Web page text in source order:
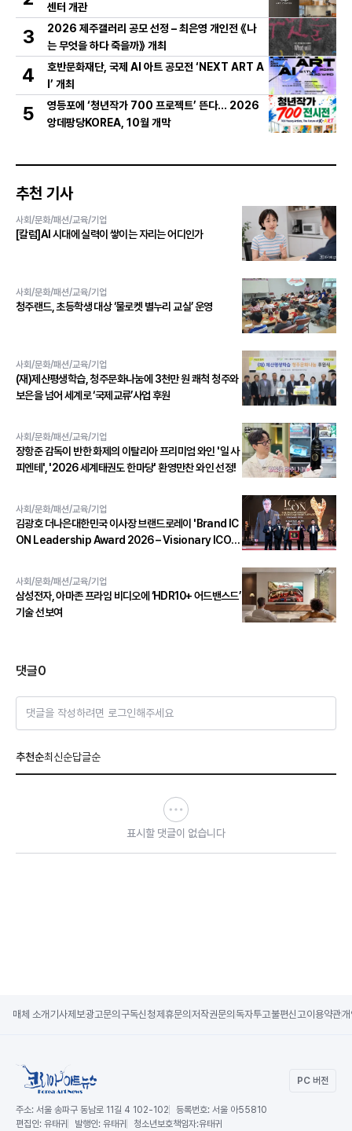
센터 개관
3
2026 제주갤러리 공모 선정 – 최은영 개인전 《나
는 무엇을 하다 죽을까》 개최
4
호반문화재단, 국제 AI 아트 공모전 ‘NEXT ART A
I’ 개최
5
영등포에 ‘청년작가 700 프로젝트’ 뜬다… 2026
앙데팡당KOREA, 10월 개막
추천 기사
사회/문화/패션/교육/기업
[칼럼]AI 시대에 실력이 쌓이는 자리는 어디인가
사회/문화/패션/교육/기업
청주랜드, 초등학생 대상 ‘물로켓 별누리 교실’ 운영
사회/문화/패션/교육/기업
(재)제산평생학습, 청주문화나눔에 3천만 원 쾌척 청주와
보은을 넘어 세계로 ‘국제교류’사업 후원
사회/문화/패션/교육/기업
장항준 감독이 반한 화제의 이탈리아 프리미엄 와인 '일 사
피엔테', '2026 세계태권도 한마당' 환영만찬 와인 선정!
사회/문화/패션/교육/기업
김광호 더나은대한민국 이사장 브랜드로레이 'Brand IC
ON Leadership Award 2026 – Visionary ICON'
사회/문화/패션/교육/기업
삼성전자, 아마존 프라임 비디오에 ‘HDR10+ 어드밴스드’
기술 선보여
댓글0
댓글을 작성하려면 로그인해주세요
추천순최신순답글순
표시할 댓글이 없습니다
매체 소개 기사제보광고문의 구독신청제휴문의 저작권문의 독자투고불편신고이용약관
PC 버전
주소: 서울 송파구 동남로 11길 4 102-102 등록번호: 서울 아55810
편집인: 유태귀 발행인: 유태귀 청소년보호책임자:유태귀